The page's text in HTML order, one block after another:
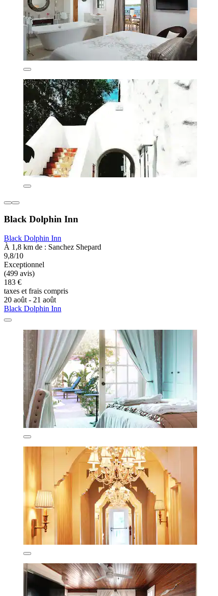
Black Dolphin Inn
Black Dolphin Inn
À 1,8 km de : Sanchez Shepard
9,8/10
Exceptionnel
(499 avis)
183 €
taxes et frais compris
20 août - 21 août
Black Dolphin Inn